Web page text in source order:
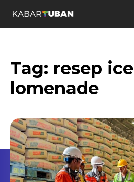
Tag: resep ice
lomenade